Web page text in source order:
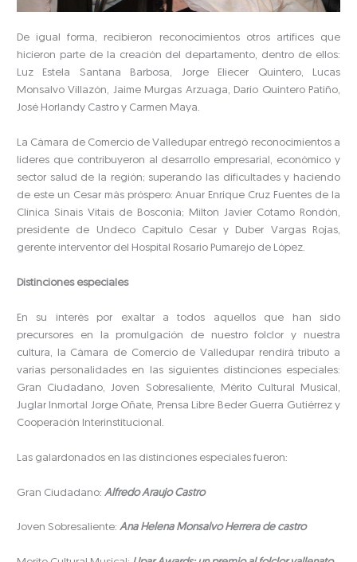
De igual forma, recibieron reconocimientos otros artífices que
hicieron parte de la creación del departamento, dentro de ellos:
Luz Estela Santana Barbosa, Jorge Eliecer Quintero, Lucas
Monsalvo Villazón, Jaime Murgas Arzuaga, Darío Quintero Patiño,
José Horlandy Castro y Carmen Maya.
La Cámara de Comercio de Valledupar entregó reconocimientos a
líderes que contribuyeron al desarrollo empresarial, económico y
sector salud de la región; superando las dificultades y haciendo
de este un Cesar más próspero: Anuar Enrique Cruz Fuentes de la
Clínica Sinais Vitais de Bosconia; Milton Javier Cotamo Rondón,
presidente de Undeco Capítulo Cesar y Duber Vargas Rojas,
gerente interventor del Hospital Rosario Pumarejo de López.
Distinciones especiales
En su interés por exaltar a todos aquellos que han sido
precursores en la promulgación de nuestro folclor y nuestra
cultura, la Cámara de Comercio de Valledupar rendirá tributo a
varias personalidades en las siguientes distinciones especiales:
Gran Ciudadano, Joven Sobresaliente, Mérito Cultural Musical,
Juglar Inmortal Jorge Oñate, Prensa Libre Beder Guerra Gutiérrez y
Cooperación Interinstitucional.
Las galardonados en las distinciones especiales fueron:
Gran Ciudadano: Alfredo Araujo Castro
Joven Sobresaliente:Ana Helena Monsalvo Herrera de castro